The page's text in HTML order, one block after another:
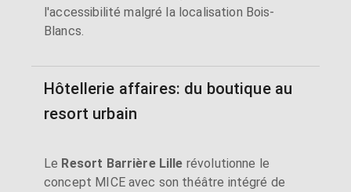
l'accessibilité malgré la localisation Bois-
Blancs.
Hôtellerie affaires: du boutique au
resort urbain
Le Resort Barrière Lille révolutionne le
concept MICE avec son théâtre intégré de